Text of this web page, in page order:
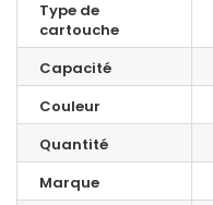
Type de
cartouche
Capacité
Couleur
Quantité
Marque